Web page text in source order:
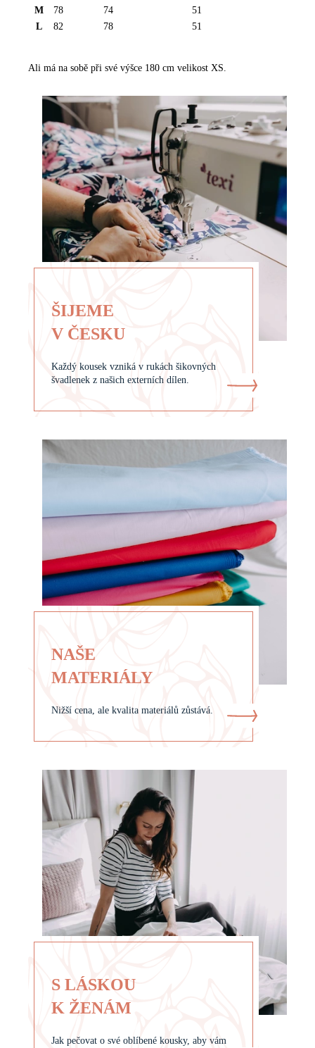
R
M
R
Y
T
R
Č
K
M 78 74
51
L
82 78 51
Ali má na sobě při své výšce 180 cm velikost XS.
ŠIJEME
V ČESKU
Každý kousek vzniká v rukách šikovných
švadlenek z našich externích dílen.
NAŠE
MATERIÁLY
Nižší cena, ale kvalita materiálů zůstává.
S LÁSKOU
K ŽENÁM
Jak pečovat o své oblíbené kousky, aby vám